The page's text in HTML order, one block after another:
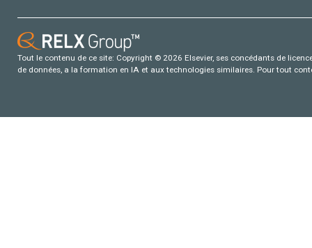
Tout le contenu de ce site: Copyright © 2026 Elsevier, ses concédants de
de données, a la formation en IA et aux technologies similaires. Pour tout